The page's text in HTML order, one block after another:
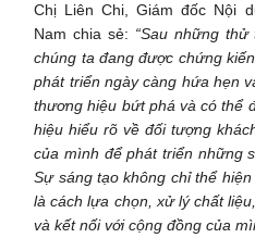
Chị Liên Chi, Giám đốc Nội
Nam chia sẻ: “Sau những
chúng ta đang được chứng
phát triển ngày càng hứa hẹn
thương hiệu bứt phá và có thể
hiệu hiểu rõ về đối tượng
của mình để phát triển những
Sự sáng tạo không chỉ thể
là cách lựa chọn, xử lý chất
và kết nối với cộng đồng của